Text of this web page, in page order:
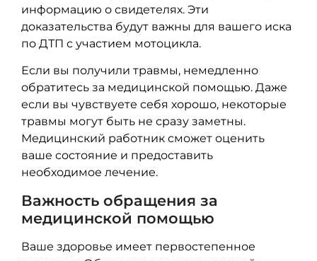
информацию о свидетелях. Эти
доказательства будут важны для вашего иска
по ДТП с участием мотоцикла.
Если вы получили травмы, немедленно
обратитесь за медицинской помощью. Даже
если вы чувствуете себя хорошо, некоторые
травмы могут быть не сразу заметны.
Медицинский работник сможет оценить
ваше состояние и предоставить
необходимое лечение.
Важность обращения за
медицинской помощью
Ваше здоровье имеет первостепенное